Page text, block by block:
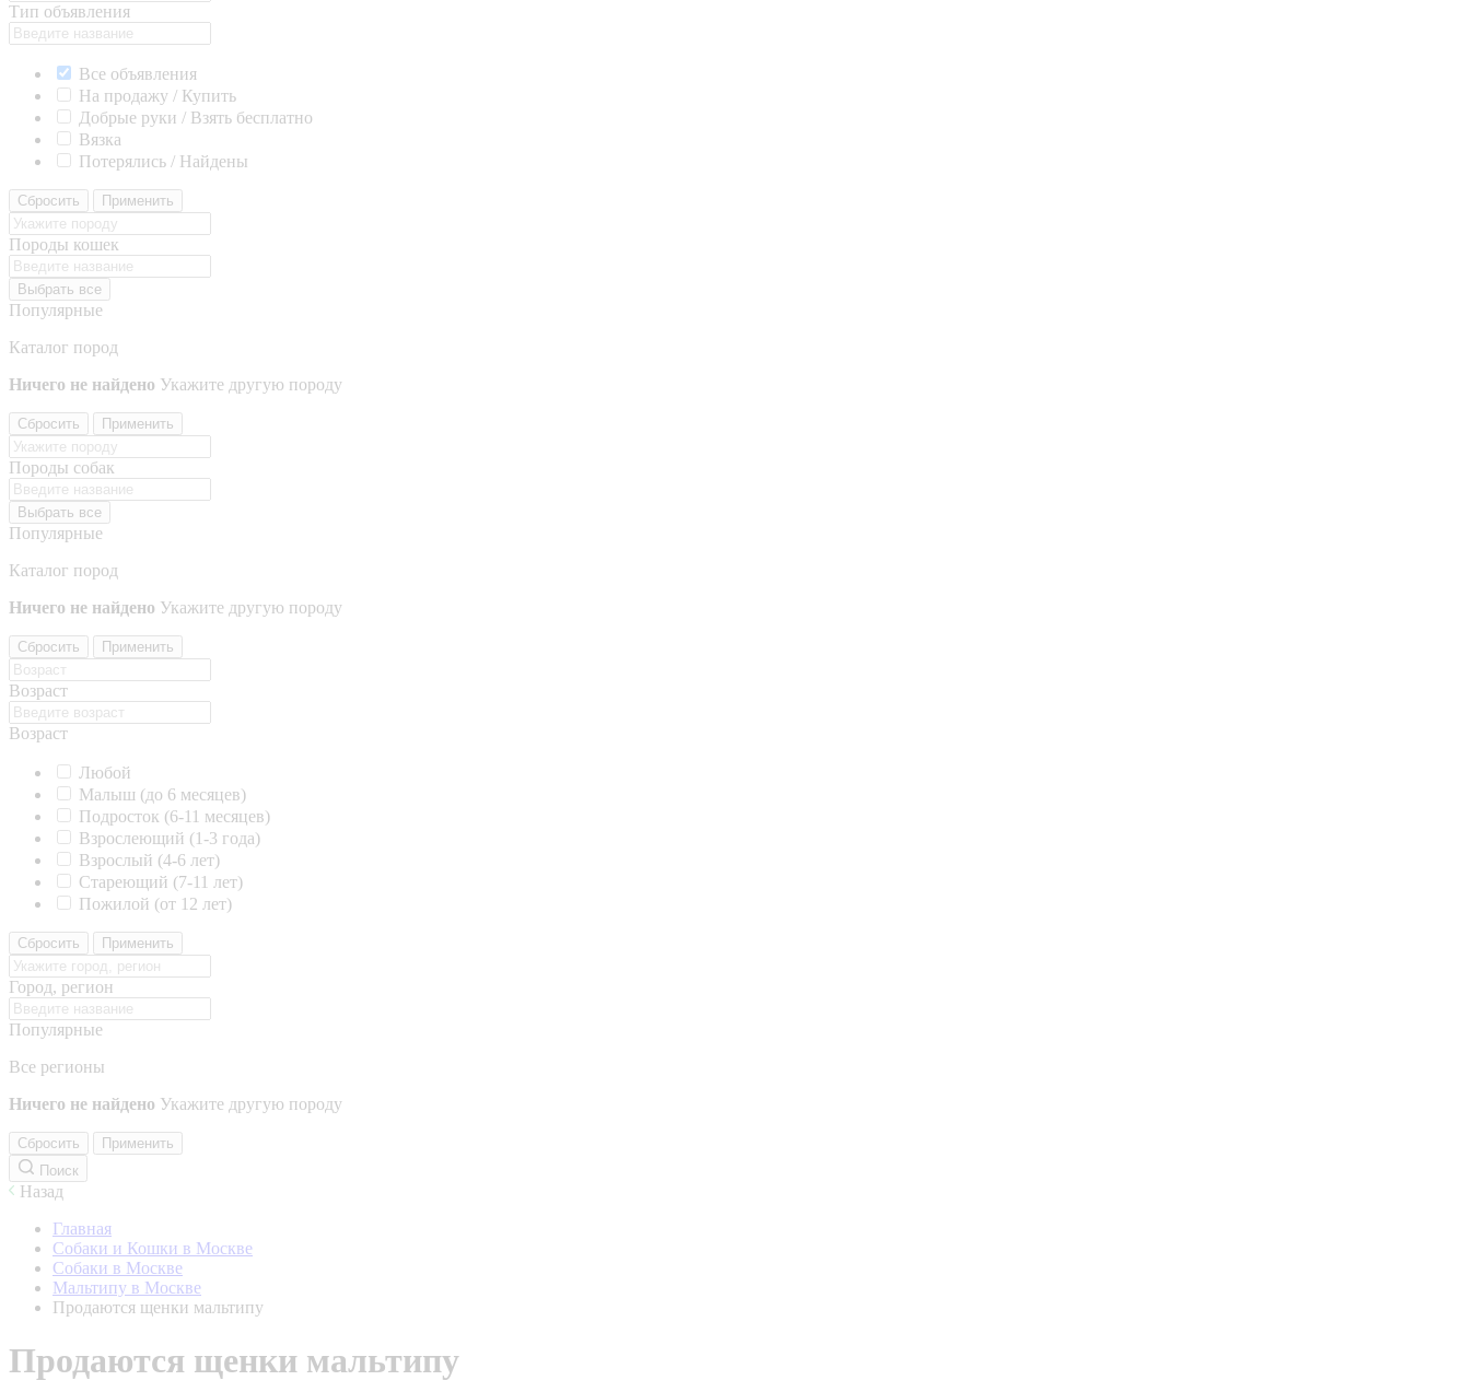
Тип объявления
Все объявления
На продажу / Купить
Добрые руки / Взять бесплатно
Вязка
Потерялись / Найдены
Сбросить Применить
Породы кошек
Выбрать все
Популярные
Каталог пород
Ничего не найдено Укажите другую породу
Сбросить Применить
Породы собак
Выбрать все
Популярные
Каталог пород
Ничего не найдено Укажите другую породу
Сбросить Применить
Возраст
Возраст
Любой
Малыш (до 6 месяцев)
Подросток (6-11 месяцев)
Взрослеющий (1-3 года)
Взрослый (4-6 лет)
Стареющий (7-11 лет)
Пожилой (от 12 лет)
Сбросить Применить
Город, регион
Популярные
Все регионы
Ничего не найдено Укажите другую породу
Сбросить
Применить
Поиск
Назад
Главная
Собаки и Кошки в Москве
Собаки в Москве
Мальтипу в Москве
Продаются щенки мальтипу
Продаются щенки мальтипу